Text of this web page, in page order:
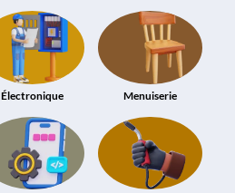
Électronique Menuiserie